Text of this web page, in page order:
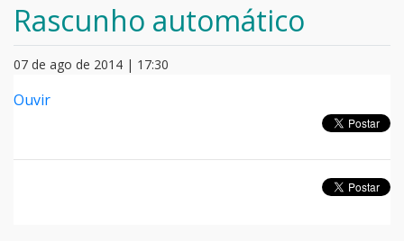
Rascunho automático
07 de ago de 2014 | 17:30
Ouvir